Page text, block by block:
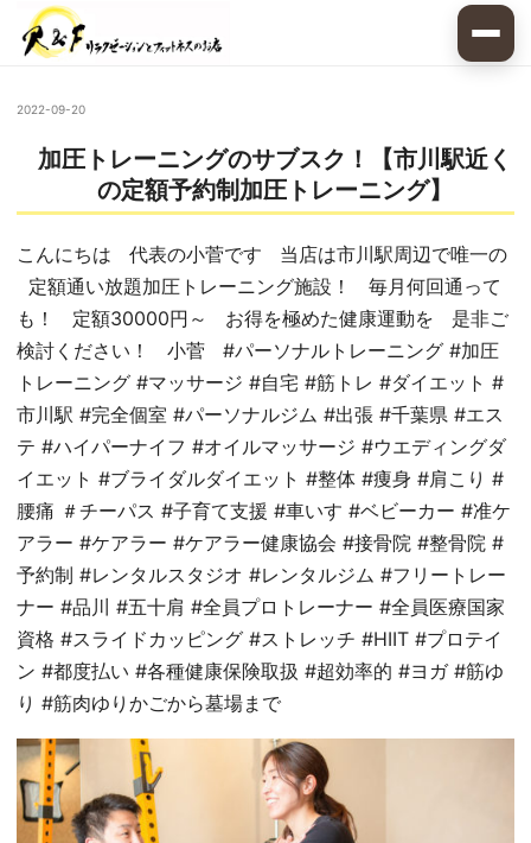
2022-09-20
加圧トレーニングのサブスク！【市川駅近く
の定額予約制加圧トレーニング】
こんにちは 代表の小菅です 当店は市川駅周辺で唯一の
定額通い放題加圧トレーニング施設！ 毎月何回通って
も！ 定額30000円～ お得を極めた健康運動を 是非ご
検討ください！ 小菅 #パーソナルトレーニング #加圧
トレーニング #マッサージ #自宅 #筋トレ #ダイエット #
市川駅 #完全個室 #パーソナルジム #出張 #千葉県 #エス
テ #ハイパーナイフ #オイルマッサージ #ウエディングダ
イエット #ブライダルダイエット #整体 #痩身 #肩こり #
腰痛 ＃チーパス #子育て支援 #車いす #ベビーカー #准ケ
アラー #ケアラー #ケアラー健康協会 #接骨院 #整骨院 #
予約制 #レンタルスタジオ #レンタルジム #フリートレー
ナー #品川 #五十肩 #全員プロトレーナー #全員医療国家
資格 #スライドカッピング #ストレッチ #HIIT #プロテイ
ン #都度払い #各種健康保険取扱 #超効率的 #ヨガ #筋ゆ
り #筋肉ゆりかごから墓場まで